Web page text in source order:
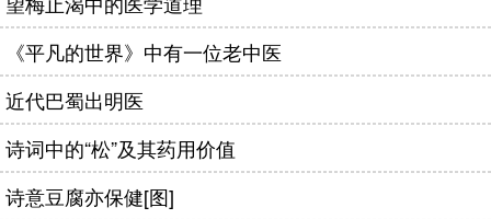
《平凡的世界》中有一位老中医
近代巴蜀出明医
诗词中的“松”及其药用价值
诗意豆腐亦保健[图]